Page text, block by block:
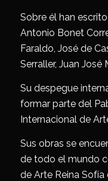
Sobre él han
Antonio Bonet
Faraldo, José de
Serraller, Juan José
Su despegue
formar parte del
Internacional de
Sus obras se
de todo el mundo
de Arte Reina